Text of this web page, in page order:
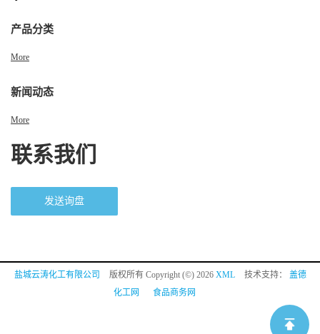
产品分类
More
新闻动态
More
联系我们
发送询盘
盐城云涛化工有限公司 版权所有 Copyright (©) 2026 XML 技术支持： 盖德
化工网
食品商务网